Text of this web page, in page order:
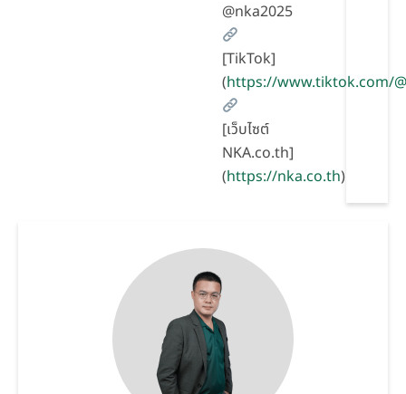
@nka2025
[TikTok]
(https://www.tiktok.com/
[เว็บไซต์
NKA.co.th]
(https://nka.co.th)